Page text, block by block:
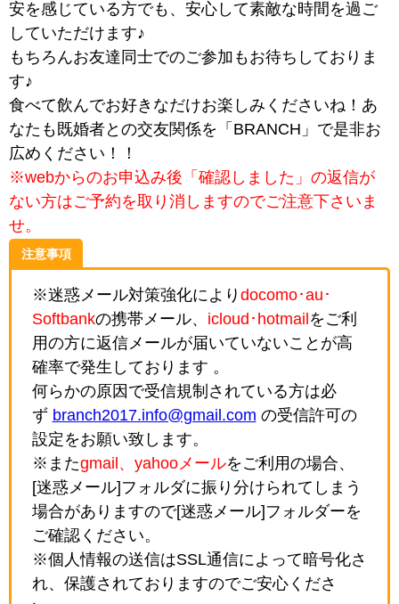
安を感じている方でも、安心して素敵な時間を過ご
していただけます♪
もちろんお友達同士でのご参加もお待ちしておりま
す♪
食べて飲んでお好きなだけお楽しみくださいね！あ
なたも既婚者との交友関係を「BRANCH」で是非お
広めください！！
※webからのお申込み後「確認しました」の返信が
ない方はご予約を取り消しますのでご注意下さいま
せ。
注意事項
※迷惑メール対策強化により docomo･au･
Softbankの携帯メール、 icloud･hotmail をご利
用の方に返信メールが届いていないことが高
確率で発生しております 。
何らかの原因で受信規制されている方は必
ず branch2017.info@gmail.com の受信許可の
設定をお願い致します。
※またgmail、yahooメールをご利用の場合、
[迷惑メール]フォルダに振り分けられてしまう
場合がありますので[迷惑メール]フォルダーを
ご確認ください。
※個人情報の送信はSSL通信によって暗号化さ
れ、保護されておりますのでご安心くださ